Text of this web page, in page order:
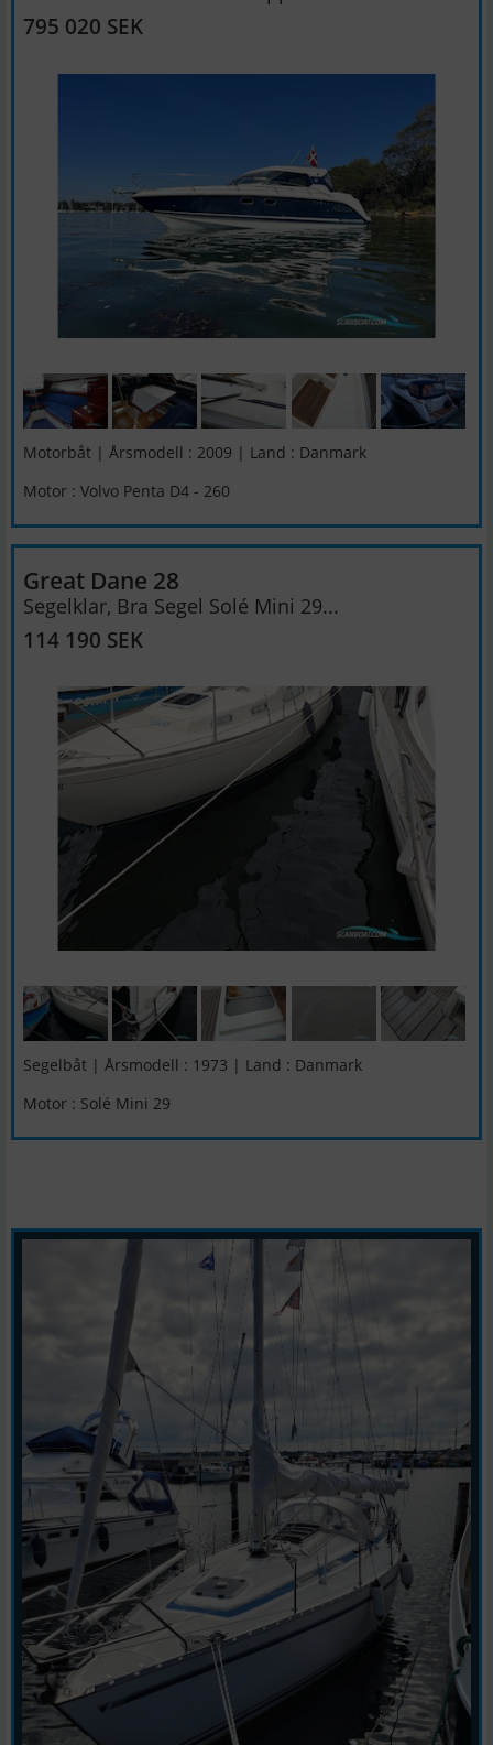
795 020 SEK
Motorbåt | Årsmodell : 2009 | Land : Danmark
Motor : Volvo Penta D4 - 260
Great Dane 28
Segelklar, Bra Segel Solé Mini 29...
114 190 SEK
Segelbåt | Årsmodell : 1973 | Land : Danmark
Motor : Solé Mini 29